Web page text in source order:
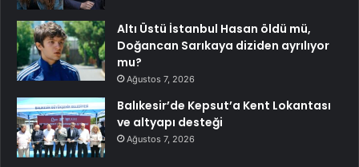
Altı Üstü İstanbul Hasan öldü mü,
Doğancan Sarıkaya diziden ayrılıyor
mu?
Ağustos 7, 2026
Balıkesir’de Kepsut’a Kent Lokantası
ve altyapı desteği
Ağustos 7, 2026